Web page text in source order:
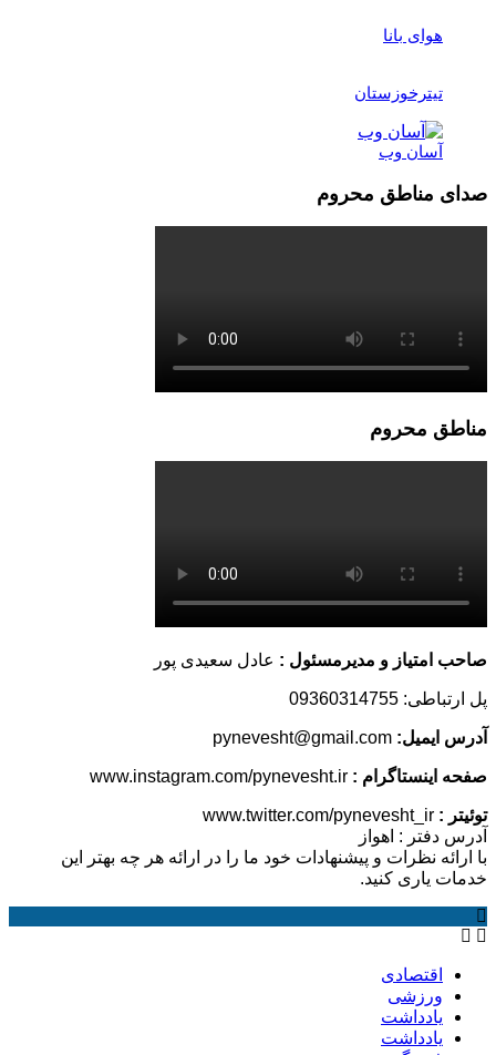
هوای بانا
تیترخوزستان
آسان وب
صدای مناطق محروم
مناطق محروم
صاحب امتیاز و مدیرمسئول : عادل سعیدی پور
پل ارتباطی: 09360314755
آدرس ایمیل:
صفحه اینستاگرام :
توئیتر :
آدرس دفتر : اهواز
با ارائه نظرات و پیشنهادات خود ما را در ارائه هر چه بهتر این
خدمات یاری کنید.
اقتصادی
ورزشی
یادداشت
یادداشت